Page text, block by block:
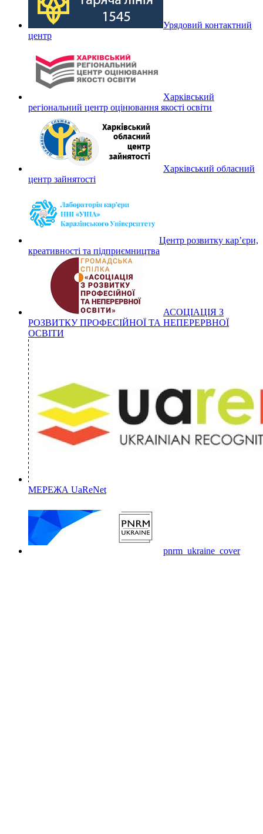
Урядовий контактний
центр
Харківський
регіональний центр оцінювання якості освіти
Харківський обласний
центр зайнятості
Центр розвитку кар’єри,
креативності та підприємництва
АСОЦІАЦІЯ З
РОЗВИТКУ ПРОФЕСІЙНОЇ ТА НЕПЕРЕРВНОЇ
ОСВІТИ
МЕРЕЖА UaReNet
pnrm_ukraine_cover